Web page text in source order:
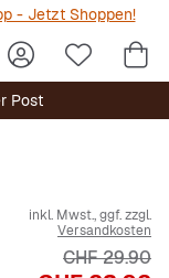
- Jetzt Shoppen!
Post
inkl. Mwst., ggf. zzgl.
Versandkosten
Originalpreis
CHF 29.90